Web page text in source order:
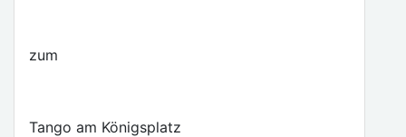
zum
Tango am Königsplatz